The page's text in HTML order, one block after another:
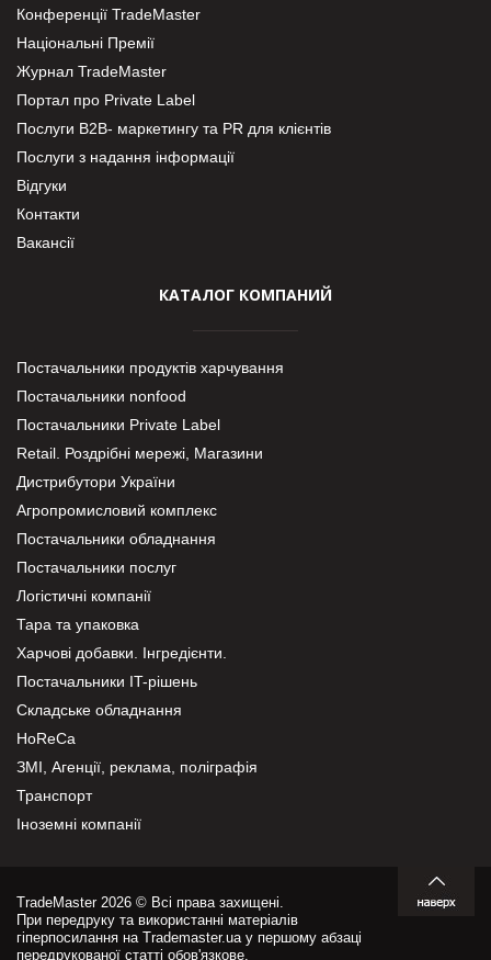
Конференції TradeMaster
Національні Премії
Журнал TradeMaster
Портал про Private Label
Послуги В2В- маркетингу та PR для клієнтів
Послуги з надання інформації
Відгуки
Контакти
Вакансії
КАТАЛОГ КОМПАНИЙ
Постачальники продуктів харчування
Постачальники nonfood
Постачальники Private Label
Retail. Роздрібні мережі, Магазини
Дистрибутори України
Агропромисловий комплекс
Постачальники обладнання
Постачальники послуг
Логістичні компанії
Тара та упаковка
Харчові добавки. Інгредієнти.
Постачальники IT-рішень
Складське обладнання
HoReCa
ЗМІ, Агенції, реклама, поліграфія
Транспорт
Іноземні компанії
TradeMaster 2026 © Всі права захищені.
При передруку та використанні матеріалів
гіперпосилання на Trademaster.ua у першому абзаці
передрукованої статті обов'язкове.